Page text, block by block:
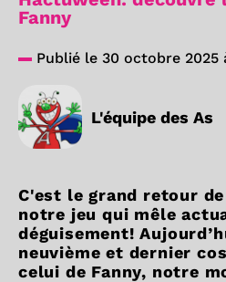
Fanny
Publié le 30 octobre 2025
L'équipe des As
C'est le grand retour
notre jeu qui mêle
déguisement!
neuvième et dernier
celui de Fanny, notre